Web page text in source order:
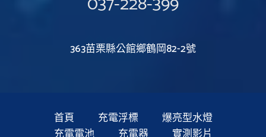
363苗栗縣公館鄉鶴岡82-2號
首頁 充電浮標
爆亮型水燈